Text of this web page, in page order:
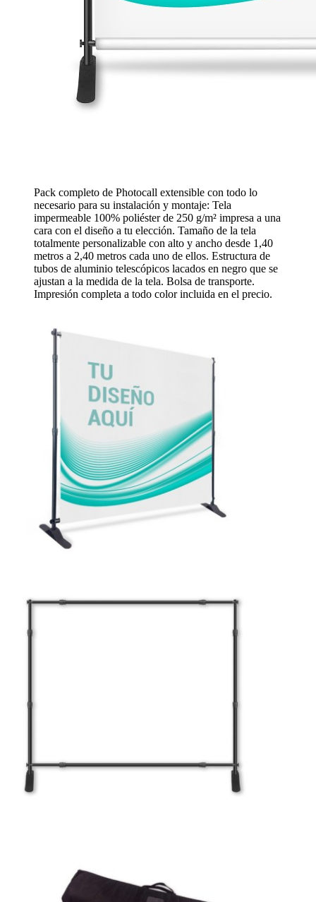
Pack completo de Photocall extensible con todo lo
necesario para su instalación y montaje: Tela
impermeable 100% poliéster de 250 g/m² impresa a una
cara con el diseño a tu elección. Tamaño de la tela
totalmente personalizable con alto y ancho desde 1,40
metros a 2,40 metros cada uno de ellos. Estructura de
tubos de aluminio telescópicos lacados en negro que se
ajustan a la medida de la tela. Bolsa de transporte.
Impresión completa a todo color incluida en el precio.